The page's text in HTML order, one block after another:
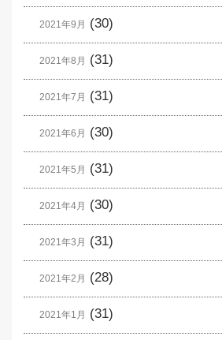
2021年9月 (30)
2021年8月 (31)
2021年7月 (31)
2021年6月 (30)
2021年5月 (31)
2021年4月 (30)
2021年3月 (31)
2021年2月 (28)
2021年1月 (31)